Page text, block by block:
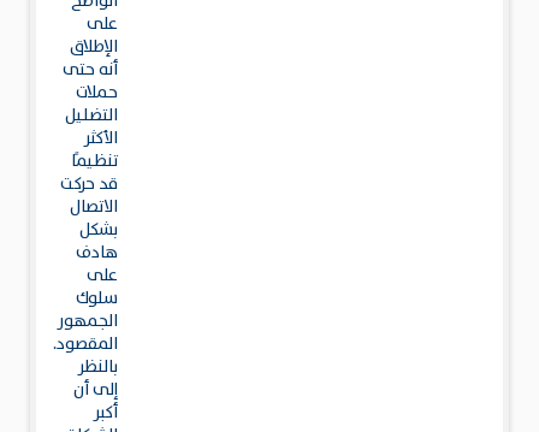
على
الإطلاق
أنه حتى
حملات
التضليل
الأكثر
تنظيمًا
قد حركت
الاتصال
بشكل
هادف
على
سلوك
الجمهور
المقصود.
بالنظر
إلى أن
أكبر